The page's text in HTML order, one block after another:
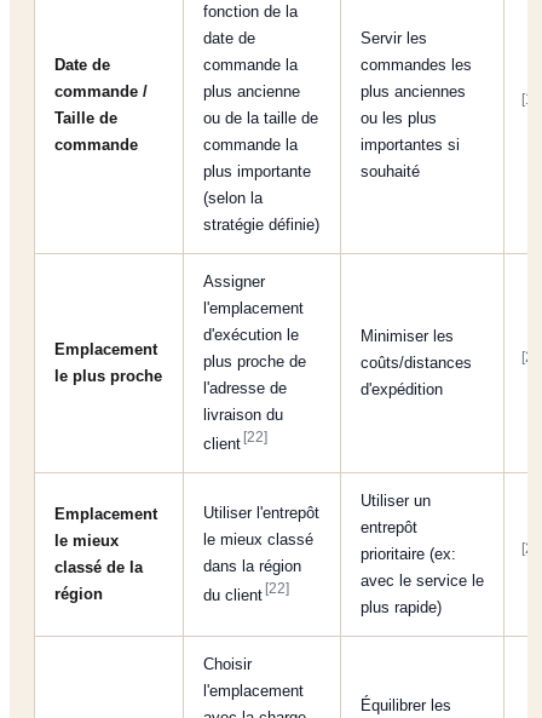
Date de
commande /
Taille de
commande
fonction de la
date de
commande la
plus ancienne
ou de la taille de
commande la
plus importante
(selon la
stratégie définie)
Servir les
commandes les
plus anciennes
ou les plus
importantes si
souhaité
[1]
Emplacement
le plus proche
Assigner
l'emplacement
d'exécution le
plus proche de
l'adresse de
livraison du
client[22]
Minimiser les
coûts/distances
d'expédition
Emplacement
le mieux
classé de la
région
Utiliser l'entrepôt
le mieux classé
dans la région
du client[22]
Utiliser un
entrepôt
prioritaire (ex:
avec le service le
plus rapide)
Choisir
l'emplacement
Équilibrer les